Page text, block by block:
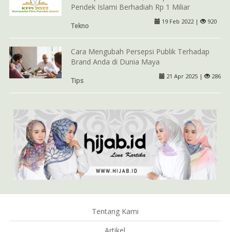
Pendek Islami Berhadiah Rp 1 Miliar
Tekno
19 Feb 2022 | 920
Cara Mengubah Persepsi Publik Terhadap
Brand Anda di Dunia Maya
Tips
21 Apr 2025 | 286
Tentang Kami